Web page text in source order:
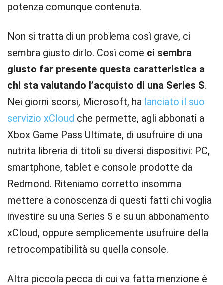
potenza comunque contenuta.
Non si tratta di un problema così grave, ci
sembra giusto dirlo. Così come ci sembra
giusto far presente questa caratteristica a
chi sta valutando l’acquisto di una Series S.
Nei giorni scorsi, Microsoft, ha lanciato il suo
servizio xCloud che permette, agli abbonati a
Xbox Game Pass Ultimate, di usufruire di una
nutrita libreria di titoli su diversi dispositivi: PC,
smartphone, tablet e console prodotte da
Redmond. Riteniamo corretto insomma
mettere a conoscenza di questi fatti chi voglia
investire su una Series S e su un abbonamento
xCloud, oppure semplicemente usufruire della
retrocompatibilità su quella console.
Altra piccola pecca di cui va fatta menzione è